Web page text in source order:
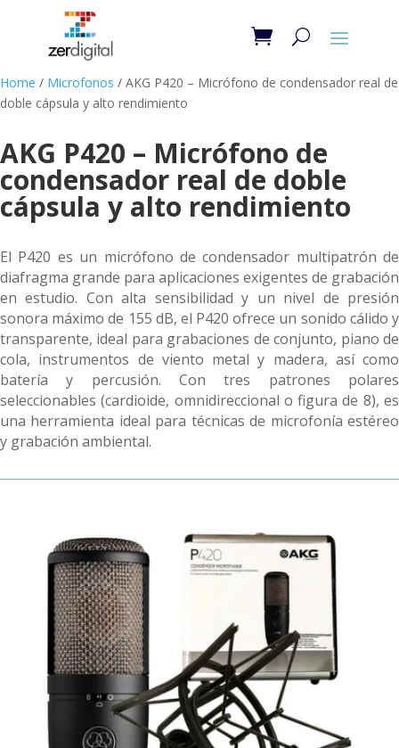
Home / Microfonos / AKG P420 – Micrófono de condensador real de
doble cápsula y alto rendimiento
AKG P420 – Micrófono de
condensador real de doble
cápsula y alto rendimiento
El P420 es un micrófono de condensador multipatrón de
diafragma grande para aplicaciones exigentes de grabación
en estudio. Con alta sensibilidad y un nivel de presión
sonora máximo de 155 dB, el P420 ofrece un sonido cálido y
transparente, ideal para grabaciones de conjunto, piano de
cola, instrumentos de viento metal y madera, así como
batería y percusión. Con tres patrones polares
seleccionables (cardioide, omnidireccional o figura de 8), es
una herramienta ideal para técnicas de microfonía estéreo
y grabación ambiental.